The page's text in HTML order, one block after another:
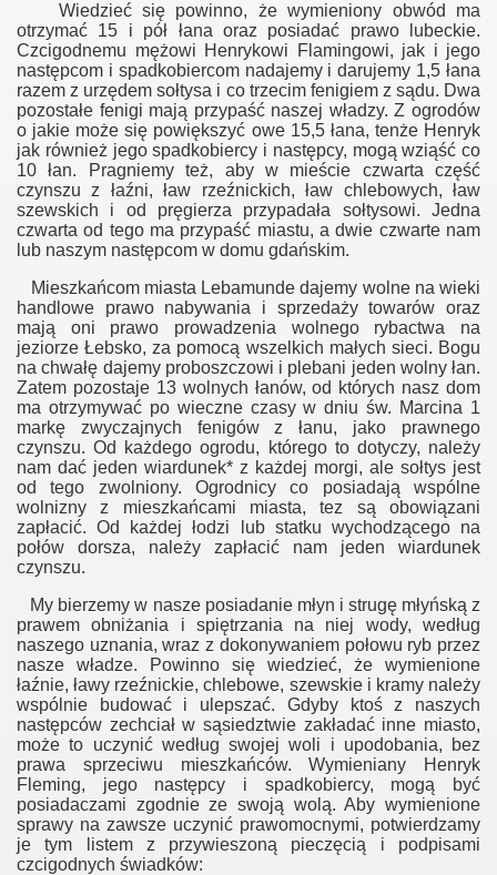
Wiedzieć się powinno, że wymieniony obwód ma
otrzymać 15 i pół łana oraz posiadać prawo lubeckie.
Czcigodnemu mężowi Henrykowi Flamingowi, jak i jego
następcom i spadkobiercom nadajemy i darujemy 1,5 łana
razem z urzędem sołtysa i co trzecim fenigiem z sądu. Dwa
pozostałe fenigi mają przypaść naszej władzy. Z ogrodów
o jakie może się powiększyć owe 15,5 łana, tenże Henryk
jak również jego spadkobiercy i następcy, mogą wziąść co
10 łan. Pragniemy też, aby w mieście czwarta część
czynszu z łaźni, ław rzeźnickich, ław chlebowych, ław
szewskich i od pręgierza przypadała sołtysowi. Jedna
czwarta od tego ma przypaść miastu, a dwie czwarte nam
lub naszym następcom w domu gdańskim.
Mieszkańcom miasta Lebamunde dajemy wolne na wieki
handlowe prawo nabywania i sprzedaży towarów oraz
mają oni prawo prowadzenia wolnego rybactwa na
jeziorze Łebsko, za pomocą wszelkich małych sieci. Bogu
na chwałę dajemy proboszczowi i plebani jeden wolny łan.
Zatem pozostaje 13 wolnych łanów, od których nasz dom
ma otrzymywać po wieczne czasy w dniu św. Marcina 1
markę zwyczajnych fenigów z łanu, jako prawnego
czynszu. Od każdego ogrodu, którego to dotyczy, należy
nam dać jeden wiardunek* z każdej morgi, ale sołtys jest
od tego zwolniony. Ogrodnicy co posiadają wspólne
wolnizny z mieszkańcami miasta, tez są obowiązani
zapłacić. Od każdej łodzi lub statku wychodzącego na
połów dorsza, należy zapłacić nam jeden wiardunek
czynszu.
My bierzemy w nasze posiadanie młyn i strugę młyńską z
prawem obniżania i spiętrzania na niej wody, według
naszego uznania, wraz z dokonywaniem połowu ryb przez
nasze władze. Powinno się wiedzieć, że wymienione
łaźnie, ławy rzeźnickie, chlebowe, szewskie i kramy należy
wspólnie budować i ulepszać. Gdyby ktoś z naszych
następców zechciał w sąsiedztwie zakładać inne miasto,
może to uczynić według swojej woli i upodobania, bez
prawa sprzeciwu mieszkańców. Wymieniany Henryk
Fleming, jego następcy i spadkobiercy, mogą być
posiadaczami zgodnie ze swoją wolą. Aby wymienione
sprawy na zawsze uczynić prawomocnymi, potwierdzamy
je tym listem z przywieszoną pieczęcią i podpisami
czcigodnych świadków:
I
II
fotografii